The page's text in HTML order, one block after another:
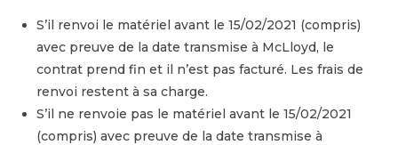
S’il renvoi le matériel avant le 15/02/2021 (compris)
avec preuve de la date transmise à McLloyd, le
contrat prend fin et il n’est pas facturé. Les frais de
renvoi restent à sa charge.
S’il ne renvoie pas le matériel avant le 15/02/2021
(compris) avec preuve de la date transmise à